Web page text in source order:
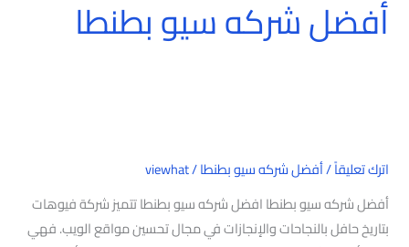
أفضل شركه سيو بطنطا
اترك تعليقاً/أفضل شركه سيو بطنطا/
viewhat
أفضل شركه سيو بطنطا افضل شركه سيو بطنطا تتميز شركة فيوهات
بتاريخ حافل بالنجاحات والإنجازات في مجال تحسين مواقع الويب. فهي